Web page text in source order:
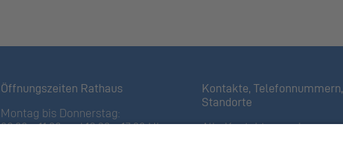
Öffnungszeiten Rathaus
Montag bis Donnerstag:
08:00 – 11:30 und 13:30 – 17:00 Uhr
Kontakte, Telefonnummern,
Standorte
Alle Kontakte anzeigen